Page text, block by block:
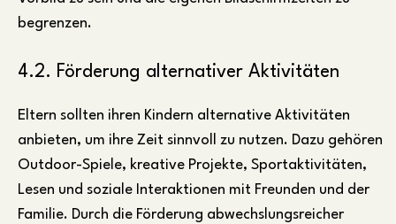
begrenzen.
4.2. Förderung alternativer Aktivitäten
Eltern sollten ihren Kindern alternative Aktivitäten
anbieten, um ihre Zeit sinnvoll zu nutzen. Dazu gehören
Outdoor-Spiele, kreative Projekte, Sportaktivitäten,
Lesen und soziale Interaktionen mit Freunden und der
Familie. Durch die Förderung abwechslungsreicher